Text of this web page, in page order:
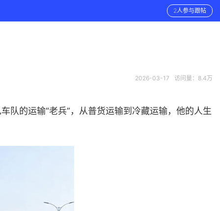
2人参与跟帖
访问量：8.4万
2026-03-17
队的运输“老兵”，从普货运输到冷藏运输，他的人生